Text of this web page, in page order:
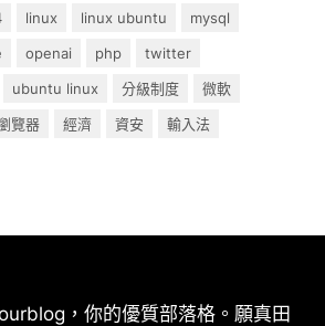
linux linux ubuntu
mysql
openai php
twitter
ubuntu linux 分級制度
微軟
覽器 經濟 資安 輸入法
，你的優質部落格。願真田